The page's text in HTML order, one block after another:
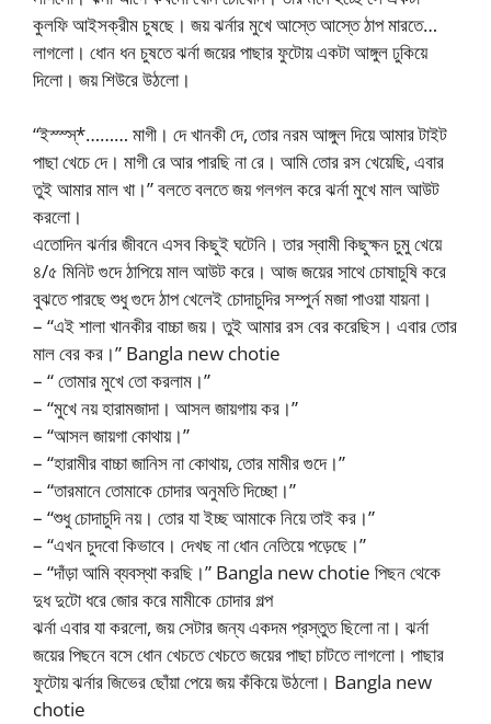
কুলফি আইসক্রীম চুষছে। জয় ঝর্নার মুখে আস্তে আস্তে ঠাপ মারতে…
লাগলো। ধোন ধন চুষতে ঝর্না জয়ের পাছার ফুটোয় একটা আঙ্গুল ঢুকিয়ে
দিলো। জয় শিউরে উঠলো।
“ইস্স্স্*……… মাগী। দে খানকী দে, তোর নরম আঙ্গুল দিয়ে আমার টাইট
পাছা খেচে দে। মাগী রে আর পারছি না রে। আমি তোর রস খেয়েছি, এবার
তুই আমার মাল খা।” বলতে বলতে জয় গলগল করে ঝর্না মুখে মাল আউট
করলো।
এতোদিন ঝর্নার জীবনে এসব কিছুই ঘটেনি। তার স্বামী কিছুক্ষন চুমু খেয়ে
৪/৫ মিনিট গুদে ঠাপিয়ে মাল আউট করে। আজ জয়ের সাথে চোষাচুষি করে
বুঝতে পারছে শুধু গুদে ঠাপ খেলেই চোদাচুদির সম্পুর্ন মজা পাওয়া যায়না।
– “এই শালা খানকীর বাচ্চা জয়। তুই আমার রস বের করেছিস। এবার তোর
মাল বের কর।” Bangla new chotie
– “ তোমার মুখে তো করলাম।”
– “মুখে নয় হারামজাদা। আসল জায়গায় কর।”
– “আসল জায়গা কোথায়।”
– “হারামীর বাচ্চা জানিস না কোথায়, তোর মামীর গুদে।”
– “তারমানে তোমাকে চোদার অনুমতি দিচ্ছো।”
– “শুধু চোদাচুদি নয়। তোর যা ইচ্ছ আমাকে নিয়ে তাই কর।”
– “এখন চুদবো কিভাবে। দেখছ না ধোন নেতিয়ে পড়েছে।”
– “দাঁড়া আমি ব্যবস্থা করছি।” Bangla new chotie পিছন থেকে
দুধ দুটো ধরে জোর করে মামীকে চোদার গল্প
ঝর্না এবার যা করলো, জয় সেটার জন্য একদম প্রস্তুত ছিলো না। ঝর্না
জয়ের পিছনে বসে ধোন খেচতে খেচতে জয়ের পাছা চাটতে লাগলো। পাছার
ফুটোয় ঝর্নার জিভের ছোঁয়া পেয়ে জয় কঁকিয়ে উঠলো। Bangla new
chotie